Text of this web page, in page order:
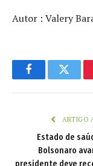
Autor : Valery
Facebook
ARTIGO
Estado de
Bolsonaro
presidente deve